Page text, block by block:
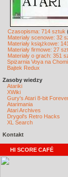
Czasopisma: 714 sztuk
Materiały scenowe: 32
Materiały książkowe:
Materiały firmowe: 27
Materiały o grach: 351
Spiżarnia Voya na
Bajtek Redux
Zasoby wiedzy
Atariki
XWiki
Gury's Atari 8-bit
Atarimania
Atari Archives
Drygol's Retro Hacks
XL Search
Kontakt
HI SCORE CAFÉ